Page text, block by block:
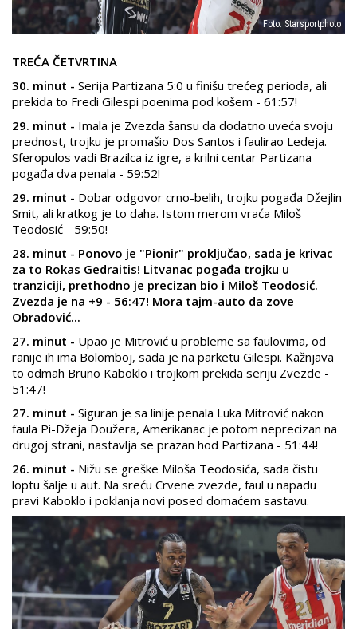
Foto: Starsportphoto
TREĆA ČETVRTINA
30. minut - Serija Partizana 5:0 u finišu trećeg perioda, ali
prekida to Fredi Gilespi poenima pod košem - 61:57!
29. minut - Imala je Zvezda šansu da dodatno uveća svoju
prednost, trojku je promašio Dos Santos i faulirao Ledeja.
Sferopulos vadi Brazilca iz igre, a krilni centar Partizana
pogađa dva penala - 59:52!
29. minut - Dobar odgovor crno-belih, trojku pogađa Džejlin
Smit, ali kratkog je to daha. Istom merom vraća Miloš
Teodosić - 59:50!
28. minut - Ponovo je "Pionir" proključao, sada je krivac
za to Rokas Gedraitis! Litvanac pogađa trojku u
tranziciji, prethodno je precizan bio i Miloš Teodosić.
Zvezda je na +9 - 56:47! Mora tajm-auto da zove
Obradović...
27. minut - Upao je Mitrović u probleme sa faulovima, od
ranije ih ima Bolomboj, sada je na parketu Gilespi. Kažnjava
to odmah Bruno Kaboklo i trojkom prekida seriju Zvezde -
51:47!
27. minut - Siguran je sa linije penala Luka Mitrović nakon
faula Pi-Džeja Doužera, Amerikanac je potom neprecizan na
drugoj strani, nastavlja se prazan hod Partizana - 51:44!
26. minut - Nižu se greške Miloša Teodosića, sada čistu
loptu šalje u aut. Na sreću Crvene zvezde, faul u napadu
pravi Kaboklo i poklanja novi posed domaćem sastavu.